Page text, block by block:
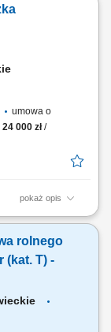
umowa o
000 zł/
pokaż opis
oraz
realizację prac.
projektu. Po
rolnego
(kat. T) -